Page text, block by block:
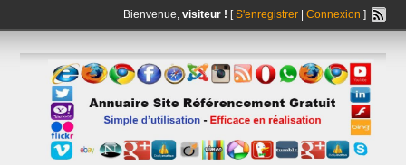
Bienvenue, visiteur ! [S'enregistrer| Connexion ]